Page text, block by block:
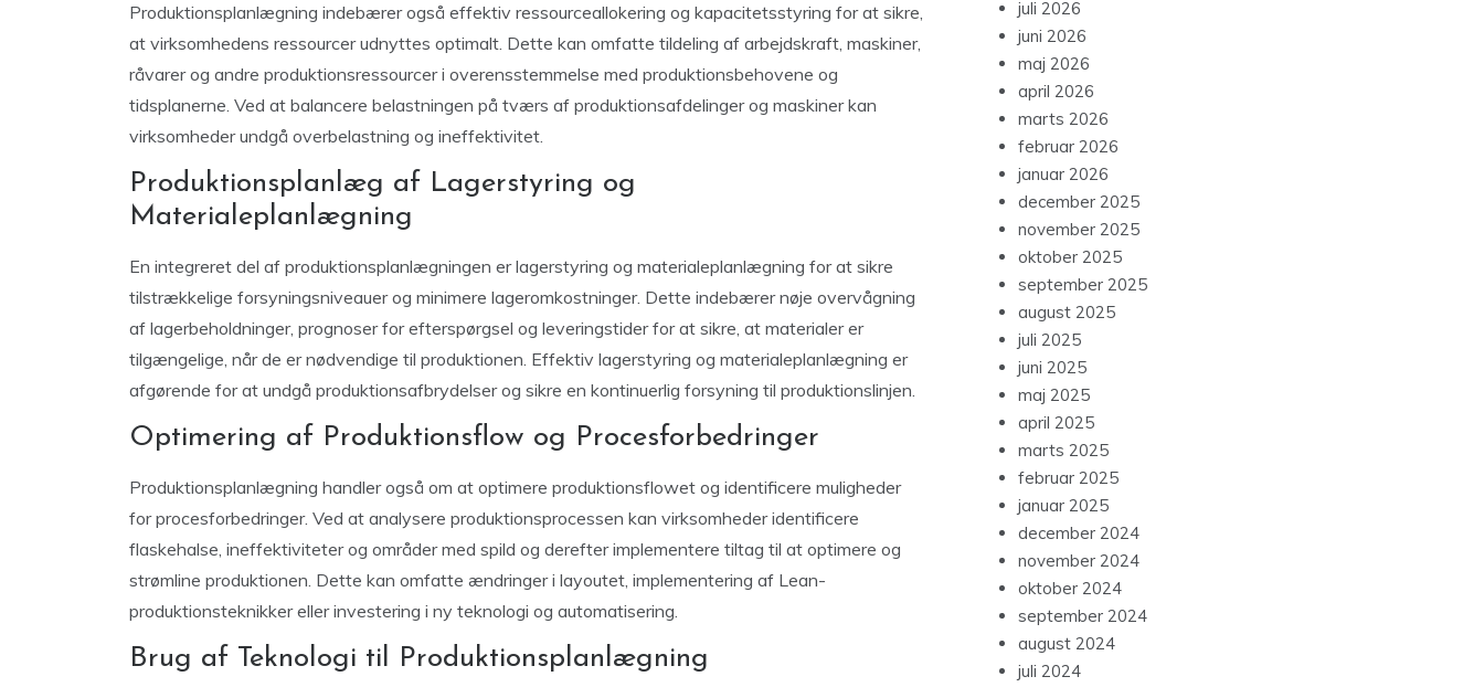
Produktionsplanlægning indebærer også effektiv ressourceallokering og kapacitetsstyring for at sikre,
at virksomhedens ressourcer udnyttes optimalt. Dette kan omfatte tildeling af arbejdskraft, maskiner,
råvarer og andre produktionsressourcer i overensstemmelse med produktionsbehovene og
tidsplanerne. Ved at balancere belastningen på tværs af produktionsafdelinger og maskiner kan
virksomheder undgå overbelastning og ineffektivitet.
Produktionsplanlæg af Lagerstyring og
Materialeplanlægning
En integreret del af produktionsplanlægningen er lagerstyring og materialeplanlægning for at sikre
tilstrækkelige forsyningsniveauer og minimere lageromkostninger. Dette indebærer nøje overvågning
af lagerbeholdninger, prognoser for efterspørgsel og leveringstider for at sikre, at materialer er
tilgængelige, når de er nødvendige til produktionen. Effektiv lagerstyring og materialeplanlægning er
afgørende for at undgå produktionsafbrydelser og sikre en kontinuerlig forsyning til produktionslinjen.
Optimering af Produktionsflow og Procesforbedringer
Produktionsplanlægning handler også om at optimere produktionsflowet og identificere muligheder
for procesforbedringer. Ved at analysere produktionsprocessen kan virksomheder identificere
flaskehalse, ineffektiviteter og områder med spild og derefter implementere tiltag til at optimere og
strømline produktionen. Dette kan omfatte ændringer i layoutet, implementering af Lean-
produktionsteknikker eller investering i ny teknologi og automatisering.
Brug af Teknologi til Produktionsplanlægning
juli 2026
juni 2026
maj 2026
april 2026
marts 2026
februar 2026
januar 2026
december 2025
november 2025
oktober 2025
september 2025
august 2025
juli 2025
juni 2025
maj 2025
april 2025
marts 2025
februar 2025
januar 2025
december 2024
november 2024
oktober 2024
september 2024
august 2024
juli 2024